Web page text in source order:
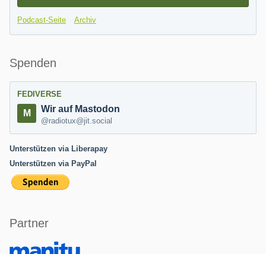
Podcast-Seite Archiv
Spenden
FEDIVERSE
Wir auf Mastodon
@radiotux@jit.social
Unterstützen via Liberapay
Unterstützen via PayPal
Partner